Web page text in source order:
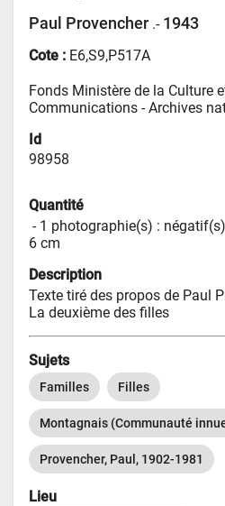
Paul Provencher .- 1943
Cote : E6,S9,P517A
Fonds Ministère de la Culture
Communications - Archives
Id
98958
Quantité
- 1 photographie(s) :
6 cm
Description
Texte tiré des propos de Paul
La deuxième des filles
Sujets
Familles Filles
Montagnais (Communauté
Provencher, Paul, 1902-1981
Lieu